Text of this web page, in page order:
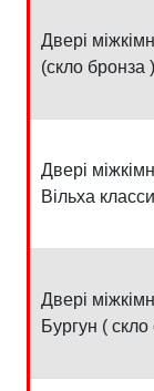
Двері
(скло
Двері
Вільха
Двері
Бургун (